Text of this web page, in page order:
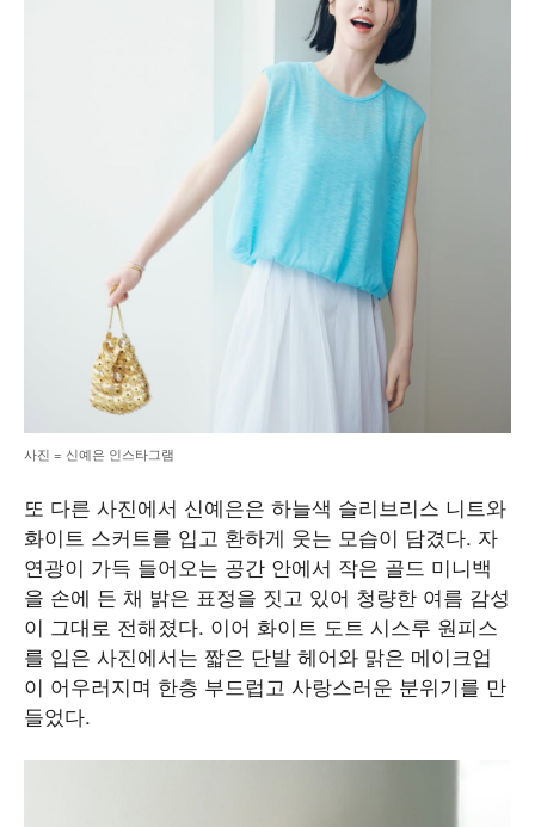
사진 = 신예은 인스타그램
또 다른 사진에서 신예은은 하늘색 슬리브리스 니트와
화이트 스커트를 입고 환하게 웃는 모습이 담겼다. 자
연광이 가득 들어오는 공간 안에서 작은 골드 미니백
을 손에 든 채 밝은 표정을 짓고 있어 청량한 여름 감성
이 그대로 전해졌다. 이어 화이트 도트 시스루 원피스
를 입은 사진에서는 짧은 단발 헤어와 맑은 메이크업
이 어우러지며 한층 부드럽고 사랑스러운 분위기를 만
들었다.